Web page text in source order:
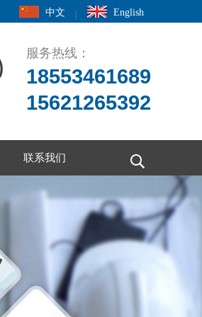
中文 English
服务热线：
18553461689
15621265392
联系我们